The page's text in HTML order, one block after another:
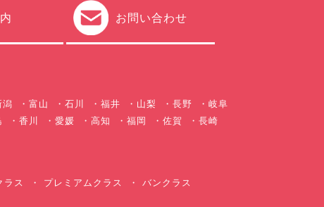
お問い合わせ
潟 富山 石川 福井 山梨 長野
岐阜
香川 愛媛 高知 福岡 佐賀
長崎
ラス プレミアムクラス
バンクラス